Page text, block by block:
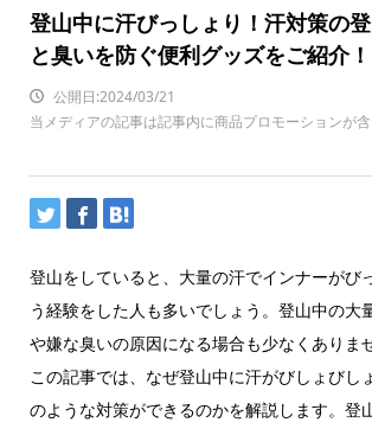
登山中に汗びっしょり！汗対策の
と臭いを防ぐ便利グッズをご紹介！
公開日:2024/03/21
当メディアの記事は記事内に商品プロモーションが含
登山をしていると、大量の汗でインナーがび
う経験をした人も多いでしょう。登山中の大
や嫌な臭いの原因になる場合も少なくありませ
この記事では、なぜ登山中に汗がびしょびし
のような対策ができるのかを解説します。登